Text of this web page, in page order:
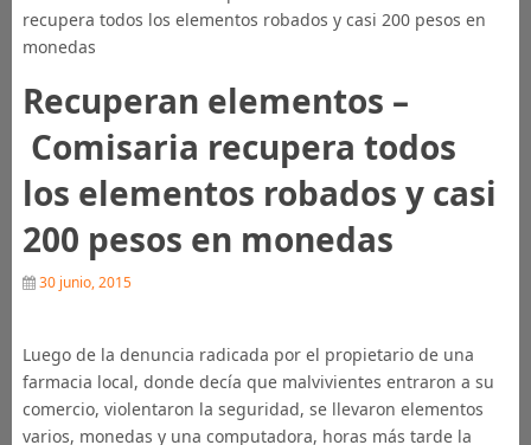
recupera todos los elementos robados y casi 200 pesos en
monedas
Recuperan elementos –
Comisaria recupera todos
los elementos robados y casi
200 pesos en monedas
30 junio, 2015
Luego de la denuncia radicada por el propietario de una
farmacia local, donde decía que malvivientes entraron a su
comercio, violentaron la seguridad, se llevaron elementos
varios, monedas y una computadora, horas más tarde la